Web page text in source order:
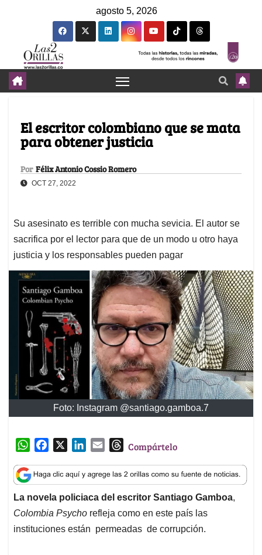
agosto 5, 2026
El escritor colombiano que se mata
para obtener justicia
Por Félix Antonio Cossio Romero
OCT 27, 2022
Su asesinato es terrible con mucha sevicia. El autor se
sacrifica por el lector para que de un modo u otro haya
justicia y los responsables pueden pagar
Foto: Instagram @santiago.gamboa.7
W
a
t
s
A
p
c
e
b
o
o
n
k
e
d
I
a
i
l
T
r
e
a
d
s
Compártelo
La novela policiaca del escritor Santiago Gamboa,
Colombia Psycho refleja como en este país las
instituciones están permeadas de corrupción.